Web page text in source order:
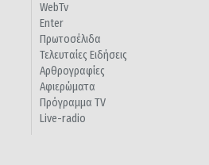
WebTv
Enter
Πρωτοσέλιδα
Τελευταίες Ειδήσεις
Αρθρογραφίες
Αφιερώματα
Πρόγραμμα TV
Live-radio